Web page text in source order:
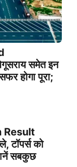
समेत इन
होगा पूरा;
Result
टॉपर्स को
सबकुछ